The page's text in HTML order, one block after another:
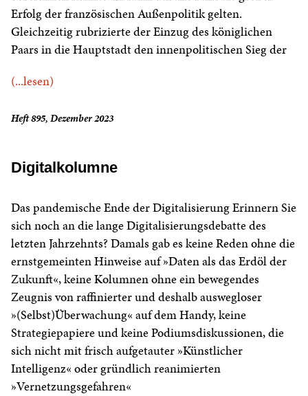
Erfolg der französischen Außenpolitik gelten.
Gleichzeitig rubrizierte der Einzug des königlichen
Paars in die Hauptstadt den innenpolitischen Sieg der
(...lesen)
Heft 895, Dezember 2023
Digitalkolumne
Das pandemische Ende der Digitalisierung Erinnern Sie
sich noch an die lange Digitalisierungsdebatte des
letzten Jahrzehnts? Damals gab es keine Reden ohne die
ernstgemeinten Hinweise auf »Daten als das Erdöl der
Zukunft«, keine Kolumnen ohne ein bewegendes
Zeugnis von raffinierter und deshalb auswegloser
»(Selbst)Überwachung« auf dem Handy, keine
Strategiepapiere und keine Podiumsdiskussionen, die
sich nicht mit frisch aufgetauter »Künstlicher
Intelligenz« oder gründlich reanimierten
»Vernetzungsgefahren«